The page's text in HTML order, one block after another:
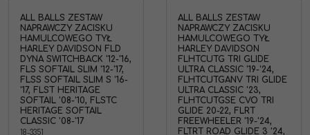
ALL BALLS ZESTAW
NAPRAWCZY ZACISKU
HAMULCOWEGO TYŁ
HARLEY DAVIDSON FLD
DYNA SWITCHBACK '12-'16,
FLS SOFTAIL SLIM '12-'17,
FLSS SOFTAIL SLIM S '16-
'17, FLST HERITAGE
SOFTAIL '08-'10, FLSTC
HERITAGE SOFTAIL
CLASSIC '08-'17
18-3351
ALL BALLS ZESTAW
NAPRAWCZY ZACISKU
HAMULCOWEGO TYŁ
HARLEY DAVIDSON
FLHTCUTG TRI GLIDE
ULTRA CLASSIC '19-'24,
FLHTCUTGANV TRI GLIDE
ULTRA CLASSIC '23,
FLHTCUTGSE CVO TRI
GLIDE 20-22, FLRT
FREEWHEELER '19-'24,
FLTRT ROAD GLIDE 3 '24,